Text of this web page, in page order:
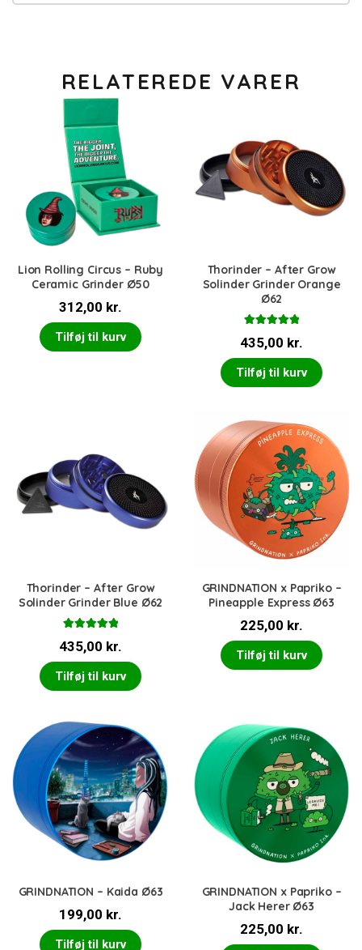
RELATEREDE VARER
Lion Rolling Circus – Ruby
Ceramic Grinder Ø50
312,00 kr.
Tilføj til kurv
Thorinder – After Grow
Solinder Grinder Orange
Ø62
5.00ud af 5
435,00 kr.
Tilføj til kurv
Thorinder – After Grow
Solinder Grinder Blue Ø62
5.00ud af 5
435,00 kr.
Tilføj til kurv
GRINDNATION x Papriko –
Pineapple Express Ø63
225,00 kr.
Tilføj til kurv
GRINDNATION – Kaida Ø63
199,00 kr.
Tilføj til kurv
GRINDNATION x Papriko –
Jack Herer Ø63
225,00 kr.